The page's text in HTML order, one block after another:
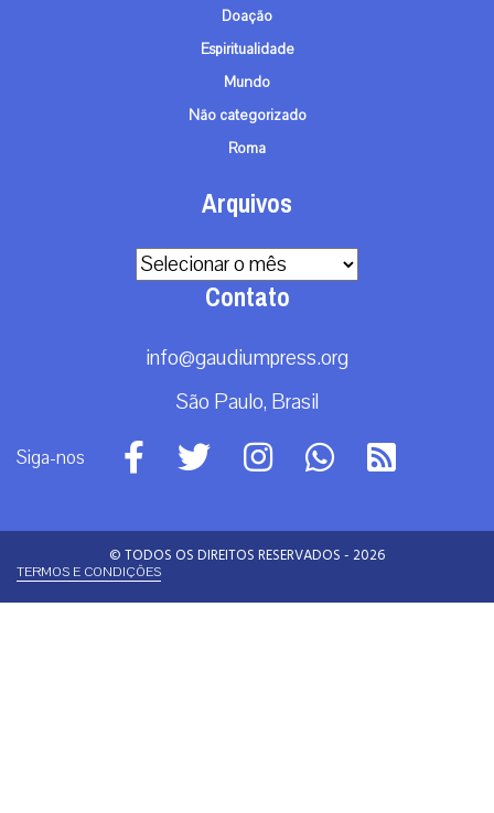
Doação
Espiritualidade
Mundo
Não categorizado
Roma
Arquivos
Arquivos
Contato
info@gaudiumpress.org
São Paulo, Brasil
Siga-nos
© TODOS OS DIREITOS RESERVADOS - 2026
TERMOS E CONDIÇÕES